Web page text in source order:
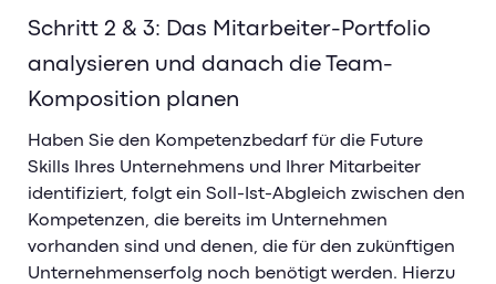
Schritt 2 & 3: Das Mitarbeiter-Portfolio
analysieren und danach die Team-
Komposition planen
Haben Sie den Kompetenzbedarf für die Future
Skills Ihres Unternehmens und Ihrer Mitarbeiter
identifiziert, folgt ein Soll-Ist-Abgleich zwischen den
Kompetenzen, die bereits im Unternehmen
vorhanden sind und denen, die für den zukünftigen
Unternehmenserfolg noch benötigt werden. Hierzu